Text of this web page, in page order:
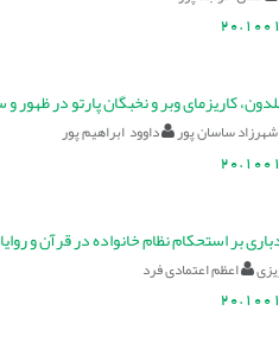
کاریزمای وبر و نخبگان پارتو در ظهور
شهرزاد ساسان پور داوود ابراهیم پور
بر استحکام نظام خانواده در قرآن و
اعظم اعتمادی فرد